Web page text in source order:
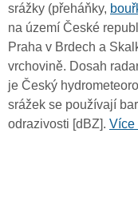
srážky (přeháňky,
na území České
Praha v Brdech a
vrchovině. Dosah
je Český
srážek se používají
odrazivosti [dBZ]. Více